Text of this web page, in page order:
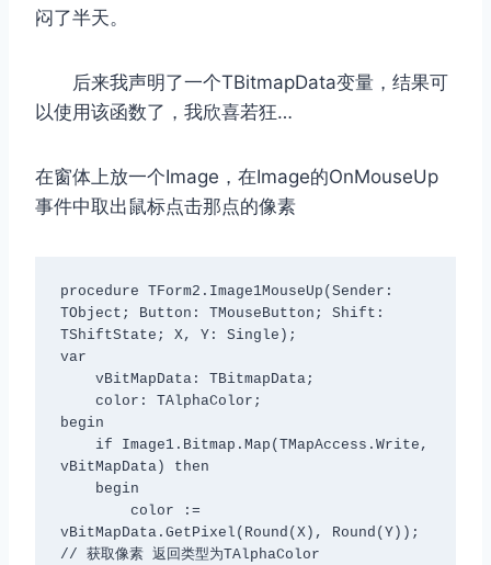
闷了半天。
后来我声明了一个TBitmapData变量，结果可
以使用该函数了，我欣喜若狂…
在窗体上放一个Image，在Image的OnMouseUp
事件中取出鼠标点击那点的像素
procedure TForm2.Image1MouseUp(Sender:
TObject; Button: TMouseButton; Shift:
TShiftState; X, Y: Single);
var
begin
vBitMapData) then
vBitMapData.GetPixel(Round(X), Round(Y));
// 获取像素 返回类型为TAlphaColor